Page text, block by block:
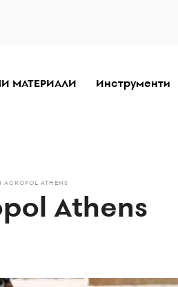
МАТЕРИАЛИ Инструменти
ACROPOL ATHENS
Athens